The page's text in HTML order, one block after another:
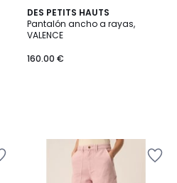
DES PETITS HAUTS
Pantalón ancho a rayas,
VALENCE
160.00 €